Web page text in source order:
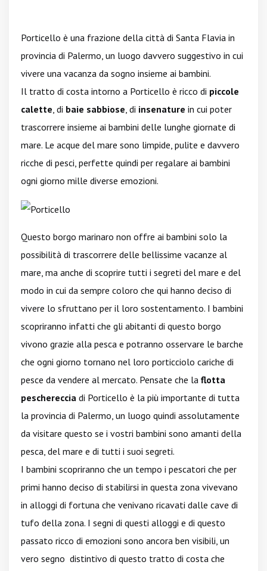
Porticello è una frazione della città di Santa Flavia in
provincia di Palermo, un luogo davvero suggestivo in cui
vivere una vacanza da sogno insieme ai bambini.
Il tratto di costa intorno a Porticello è ricco di piccole
calette, di baie sabbiose, di insenature in cui poter
trascorrere insieme ai bambini delle lunghe giornate di
mare. Le acque del mare sono limpide, pulite e davvero
ricche di pesci, perfette quindi per regalare ai bambini
ogni giorno mille diverse emozioni.
Questo borgo marinaro non offre ai bambini solo la
possibilità di trascorrere delle bellissime vacanze al
mare, ma anche di scoprire tutti i segreti del mare e del
modo in cui da sempre coloro che qui hanno deciso di
vivere lo sfruttano per il loro sostentamento. I bambini
scopriranno infatti che gli abitanti di questo borgo
vivono grazie alla pesca e potranno osservare le barche
che ogni giorno tornano nel loro porticciolo cariche di
pesce da vendere al mercato. Pensate che la flotta
peschereccia di Porticello è la più importante di tutta
la provincia di Palermo, un luogo quindi assolutamente
da visitare questo se i vostri bambini sono amanti della
pesca, del mare e di tutti i suoi segreti.
I bambini scopriranno che un tempo i pescatori che per
primi hanno deciso di stabilirsi in questa zona vivevano
in alloggi di fortuna che venivano ricavati dalle cave di
tufo della zona. I segni di questi alloggi e di questo
passato ricco di emozioni sono ancora ben visibili, un
vero segno distintivo di questo tratto di costa che